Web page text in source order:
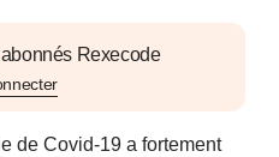
Rexecode
de Covid-19 a fortement